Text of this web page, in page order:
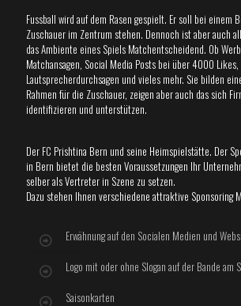
Fussball wird auf dem Rasen gespielt. Er soll bei einem
Zuschauer im Zentrum stehen. Dennoch ist aber auch
das Ambiente eines Spiels Matchentscheidend. Ob
Matchansagen, Social Media Posts bei über 4000 Likes,
Lautsprecherdurchsagen und vieles mehr. Sie bilden
Rahmen für die Zuschauer, zeigen aber auch das sich
identifizieren und unterstützen.
Der FC Prishtina Bern und seine Heimspielstätte. Der
in Bern bietet die besten Voraussetzungen Ihr
selber als Vertreter in Szene zu setzen.
Dazu stehen Ihnen verschiedene attraktive Sponsoring
Erwähnung auf den Socialen Medien und
Logo mit oder ohne Slogan auf der Bande am
Saisonkarten